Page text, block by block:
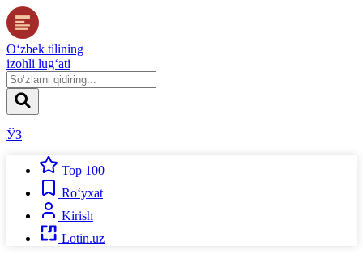
O‘zbek tilining
izohli lug‘ati
ЎЗ
Top 100
Ro‘yxat
Kirish
Lotin.uz